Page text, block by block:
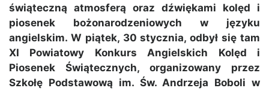
świąteczną atmosferą oraz dźwiękami kolęd i
piosenek bożonarodzeniowych w języku
angielskim. W piątek, 30 stycznia, odbył się tam
XI Powiatowy Konkurs Angielskich Kolęd i
Piosenek Świątecznych, organizowany przez
Szkołę Podstawową im. Św. Andrzeja Boboli w